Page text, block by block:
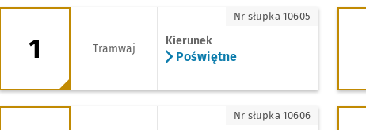
1 - kierunek Poświętne
1 Tramwaj
Kierunek
Poświętne
Nr słupka 10605 1 -
7 - kierunek Klecina Nr słupka 10606 7 -